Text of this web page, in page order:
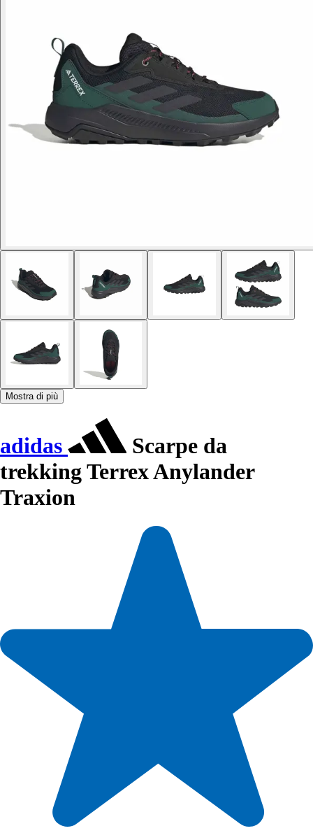
Mostra di più
adidas
Scarpe da
trekking Terrex Anylander
Traxion